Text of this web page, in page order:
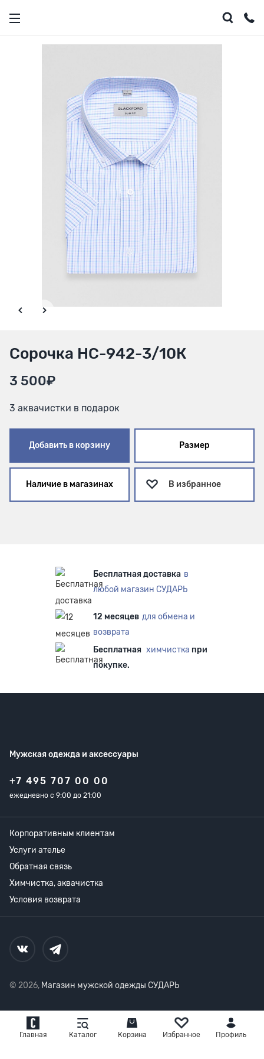
Главная Каталог Корзина Избранное Профиль
Сорочка HC-942-3/10К
3 500₽
3 аквачистки в подарок
Добавить в корзину Размер
Наличие в магазинах В избранное
Бесплатная доставка в
любой магазин СУДАРЬ
12 месяцев для обмена и
возврата
Бесплатная химчистка при
покупке.
Мужская одежда и аксессуары
+7 495 707 00 00
ежедневно с 9:00 до 21:00
Корпоративным клиентам
Услуги ателье
Обратная связь
Химчистка, аквачистка
Условия возврата
© 2026, Магазин мужской одежды СУДАРЬ